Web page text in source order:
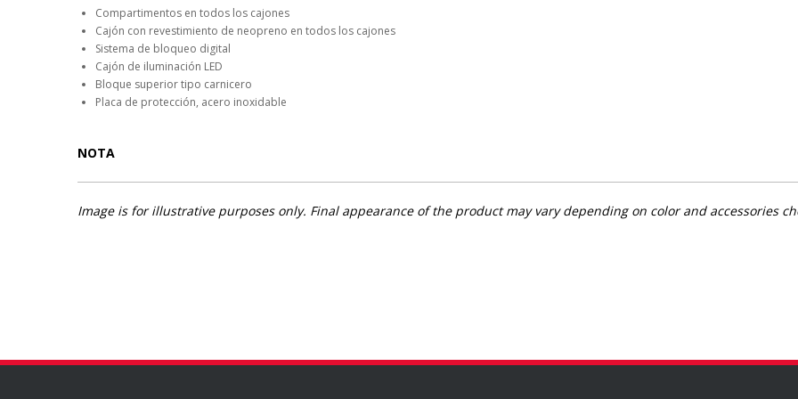
Compartimentos en todos los cajones
Cajón con revestimiento de neopreno en todos los cajones
Sistema de bloqueo digital
Cajón de iluminación LED
Bloque superior tipo carnicero
Placa de protección, acero inoxidable
NOTA
Image is for illustrative purposes only. Final appearance of the product may vary depending on color and accessories